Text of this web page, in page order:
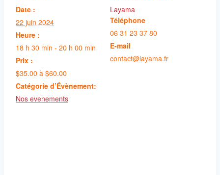
Date :
22 juin 2024
Heure :
18 h 30 min - 20 h 00 min
Prix :
$35.00 à $60.00
Catégorie d’Évènement:
Nos evenements
Layama
Téléphone
06 31 23 37 80
E-mail
contact@layama.fr